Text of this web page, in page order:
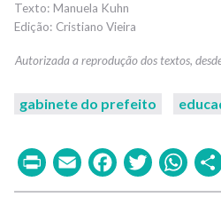
Manuela Kuhn
Cristiano Vieira
gabinete do prefeito
PrintEmail